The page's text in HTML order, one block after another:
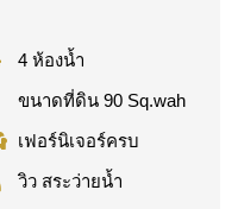
4 ห้องน้ำ
ขนาดที่ดิน 90 Sq.wah
เฟอร์นิเจอร์ครบ
วิว สระว่ายน้ำ